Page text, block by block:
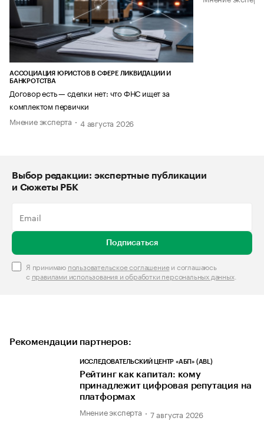
АССОЦИАЦИЯ ЮРИСТОВ В СФЕРЕ ЛИКВИДАЦИИ И
БАНКРОТСТВА
Договор есть — сделки нет: что ФНС ищет за
комплектом первички
Мнение эксперта
4 августа 2026
Выбор редакции: экспертные публикации
и Сюжеты РБК
Подписаться
Я принимаю пользовательское соглашениеи соглашаюсь
с правилами использования и обработки персональных данных.
Рекомендации партнеров:
ИССЛЕДОВАТЕЛЬСКИЙ ЦЕНТР «АБП» (ABL)
Рейтинг как капитал: кому
принадлежит цифровая репутация на
платформах
Мнение эксперта 7 августа 2026